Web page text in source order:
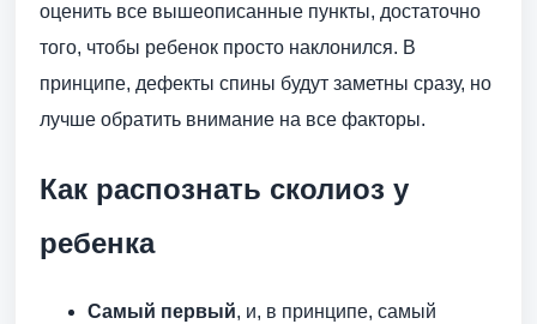
оценить все вышеописанные пункты, достаточно
того, чтобы ребенок просто наклонился. В
принципе, дефекты спины будут заметны сразу, но
лучше обратить внимание на все факторы.
Как распознать сколиоз у
ребенка
Самый первый, и, в принципе, самый